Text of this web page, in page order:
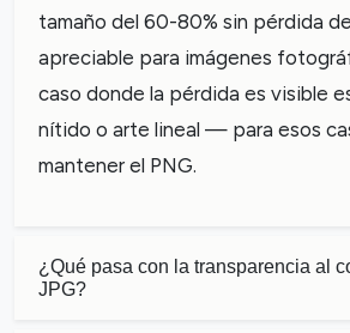
tamaño del 60-80% sin pérdida
apreciable para imágenes
caso donde la pérdida es visible
nítido o arte lineal — para esos
mantener el PNG.
¿Qué pasa con la transparencia al
JPG?